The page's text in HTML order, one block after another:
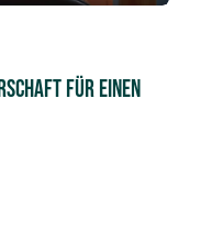
für einen